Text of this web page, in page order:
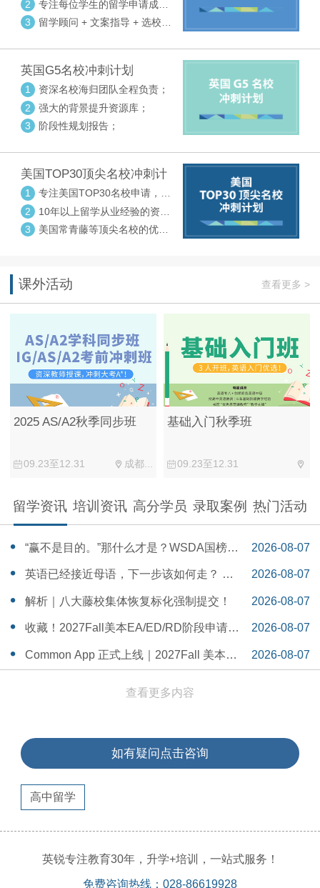
2
专注每位学生的留学申请成功
率
3
留学顾问 + 文案指导 + 选校申
英国G5名校冲刺计划
1
资深名校海归团队全程负责；
2
强大的背景提升资源库；
3
阶段性规划报告；
美国TOP30顶尖名校冲刺计
划
1
专注美国TOP30名校申请，高
度个性化指导
2
10年以上留学从业经验的资深
中方顾问
3
美国常青藤等顶尖名校的优秀
课外活动 查看更多 >
2025 AS/A2秋季同步班
09.23至12.31 成都...
基础入门秋季班
09.23至12.31
留学资讯 培训资讯 高分学员 录取案例 热门活动
“赢不是目的。”那什么才是？WSDA国榜第
一Serena给出她的回答
2026-08-07
14:55:58
英语已经接近母语，下一步该如何走？ 一
个WSDA冠军少年的成长答案
2026-08-07
14:42:48
解析｜八大藤校集体恢复标化强制提交！
2026-08-07
14:26:40
收藏！2027Fall美本EA/ED/RD阶段申请截
止日期汇总！
2026-08-07
14:20:11
Common App 正式上线｜2027Fall 美本申
2026-08-07
查看更多内容
如有疑问点击咨询
高中留学
英锐专注教育30年，升学+培训，一站式服务！
免费咨询热线：028-86619928